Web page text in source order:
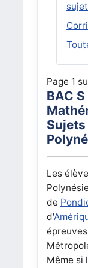
Page 1
BAC
Les
de
d'
Même si